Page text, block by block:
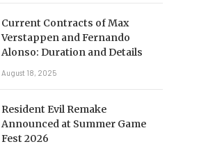
Current Contracts of Max
Verstappen and Fernando
Alonso: Duration and Details
August 18, 2025
Resident Evil Remake
Announced at Summer Game
Fest 2026